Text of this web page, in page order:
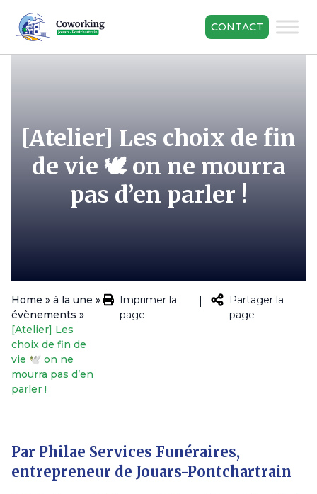
CONTACT
[Atelier] Les choix de fin
de vie 🕊️ on ne mourra
pas d’en parler !
Home » à la une »
évènements »
[Atelier] Les
choix de fin de
vie 🕊️ on ne
mourra pas d’en
parler !
Imprimer la
page
Partager la
page
Par Philae Services Funéraires,
entrepreneur de Jouars-Pontchartrain